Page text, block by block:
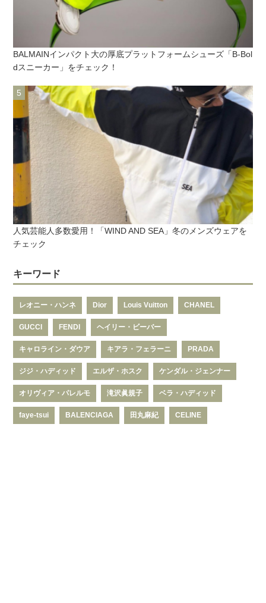
BALMAINインパクト大の厚底プラットフォームシューズ「B-Bol
dスニーカー」をチェック！
人気芸能人多数愛用！「WIND AND SEA」冬のメンズウェアを
チェック
キーワード
レオニー・ハンネ Dior Louis Vuitton CHANEL
GUCCI FENDI ヘイリー・ビーバー
キャロライン・ダウア キアラ・フェラーニ PRADA
ジジ・ハディッド エルザ・ホスク ケンダル・ジェンナー
オリヴィア・パレルモ 滝沢眞規子 ベラ・ハディッド
faye-tsui BALENCIAGA 田丸麻紀 CELINE